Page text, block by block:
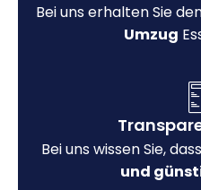
Bei uns erhalten Sie
Umzug
Bei uns wissen Sie,
und